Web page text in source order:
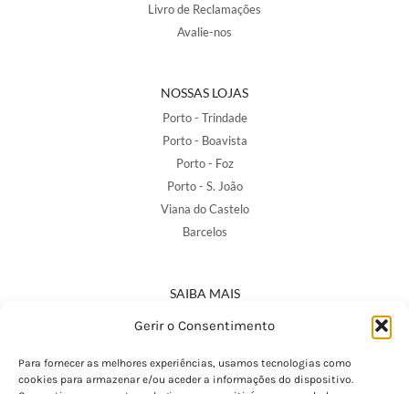
Gerir o Consentimento
Para fornecer as melhores experiências, usamos tecnologias como
cookies para armazenar e/ou aceder a informações do dispositivo.
Livro de Reclamações
Avalie-nos
NOSSAS LOJAS
Porto - Trindade
Porto - Boavista
Porto - Foz
Porto - S. João
Viana do Castelo
Barcelos
SAIBA MAIS
Política de Privacidade
Termos e Condições
Perguntas Frequentes